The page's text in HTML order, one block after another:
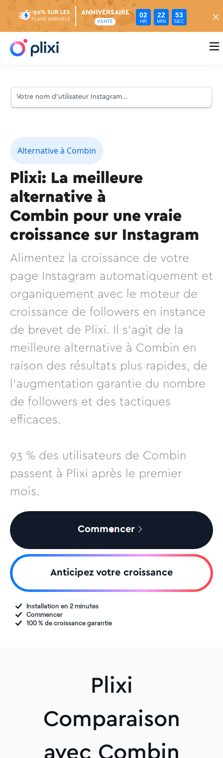
-50% SUR LES
PLANS ANNUELS
ANNIVERSAIRE
VENTE
02
HR
22
MIN
52
SEC

Alternative à Combin
Plixi: La meilleure
alternative à
Combin pour une vraie
croissance sur Instagram
Alimentez la croissance de votre
page Instagram automatiquement et
organiquement avec le moteur de
croissance de followers en instance
de brevet de Plixi. Il s'agit de la
meilleure alternative à Combin en
raison des résultats plus rapides, de
l'augmentation garantie du nombre
de followers et des tactiques
efficaces.
93 % des utilisateurs de Combin
passent à Plixi après le premier
mois.
Commencer
Anticipez votre croissance
Installation en 2 minutes
Commencer
100 % de croissance garantie
Plixi
Comparaison
avec Combin